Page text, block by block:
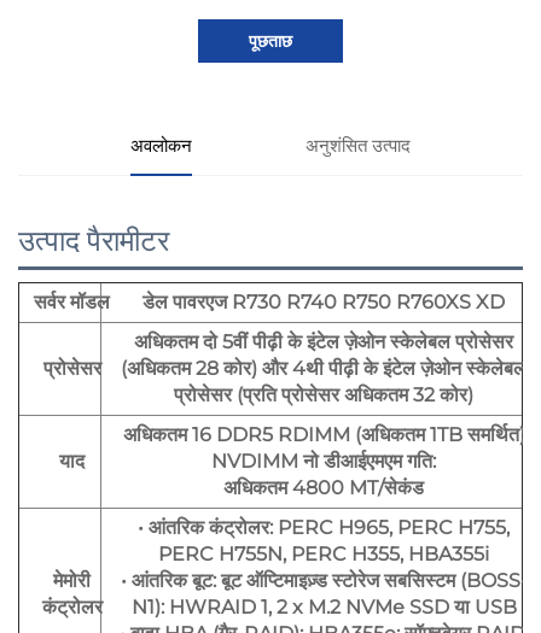
पूछताछ
अवलोकन अनुशंसित उत्पाद
उत्पाद पैरामीटर
सर्वर मॉडल डेल पावरएज R730 R740 R750 R760XS XD
प्रोसेसर
अधिकतम दो 5वीं पीढ़ी के इंटेल ज़ेओन स्केलेबल प्रोसेसर
(अधिकतम 28 कोर) और 4थी पीढ़ी के इंटेल ज़ेओन स्केलेबल
प्रोसेसर (प्रति प्रोसेसर अधिकतम 32 कोर)
याद
अधिकतम 16 DDR5 RDIMM (अधिकतम 1TB समर्थित)
NVDIMM नो डीआईएमएम गति:
अधिकतम 4800 MT/सेकंड
मेमोरी
कंट्रोलर
• आंतरिक कंट्रोलर: PERC H965, PERC H755,
PERC H755N, PERC H355, HBA355i
• आंतरिक बूट: बूट ऑप्टिमाइज़्ड स्टोरेज सबसिस्टम (BOSS-
N1): HWRAID 1, 2 x M.2 NVMe SSD या USB